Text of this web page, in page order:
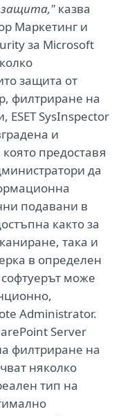
защита," казва
Маркетинг и
за Microsoft
защита от
филтриране на
SysInspector
и
която предоставя
да
подавани в
както за
така и
в определен
може
Administrator.
Server
филтриране на
няколко
тип на